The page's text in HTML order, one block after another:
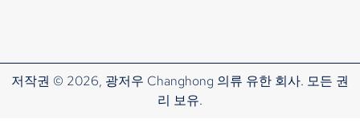
저작권 © 2026, 광저우 Changhong 의류 유한 회사. 모든 권
리 보유.